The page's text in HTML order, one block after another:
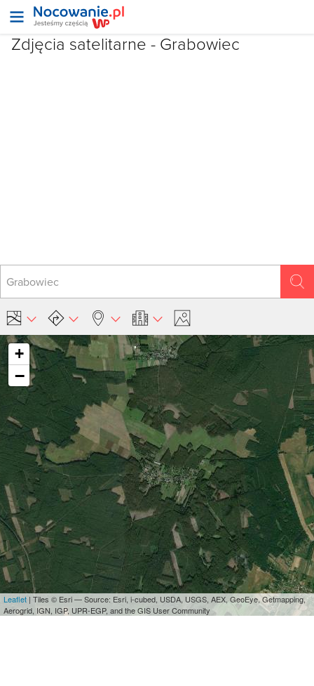
Zdjęcia satelitarne - Grabowiec
+
−
Leaflet | Tiles © Esri — Source: Esri, i-cubed, USDA, USGS, AEX, GeoEye, Getmapping,
Aerogrid, IGN, IGP, UPR-EGP, and the GIS User Community